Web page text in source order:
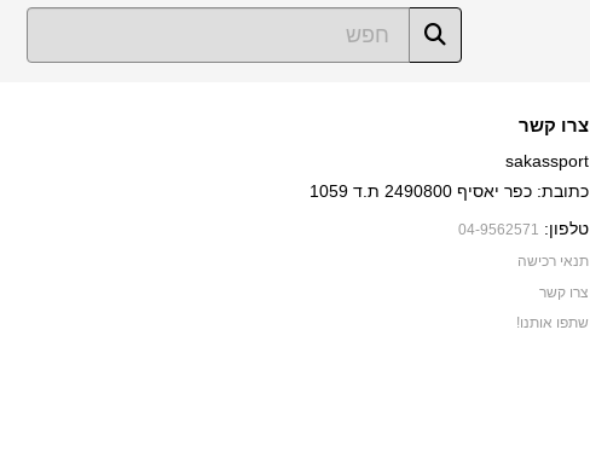
צרו קשר
sakassport
כתובת: כפר יאסיף 2490800 ת.ד 1059
טלפון: 04-9562571
תנאי רכישה
צרו קשר
שתפו אותנו!